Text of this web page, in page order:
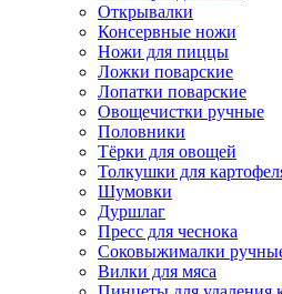
Открывалки
Консервные ножи
Ножи для пиццы
Ложки поварские
Лопатки поварские
Овощечистки ручные
Половники
Тёрки для овощей
Толкушки для
Шумовки
Дуршлаг
Пресс для чеснока
Соковыжималки
Вилки для мяса